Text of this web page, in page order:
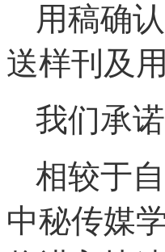
用稿确
送样刊及
我们承
相较于
中秘传媒